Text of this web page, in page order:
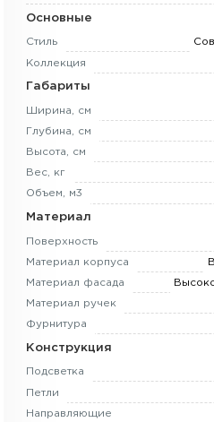
Основные
Стиль
Коллекция
Габариты
Ширина, см
Глубина, см
Высота, см
Вес, кг
Объем, м3
Материал
Поверхность
Материал корпуса
Материал фасада
Материал ручек
Фурнитура
Конструкция
Подсветка
Петли
Направляющие